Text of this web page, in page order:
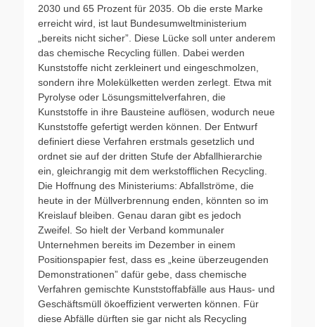
2030 und 65 Prozent für 2035. Ob die erste Marke
erreicht wird, ist laut Bundesumweltministerium
„bereits nicht sicher”. Diese Lücke soll unter anderem
das chemische Recycling füllen. Dabei werden
Kunststoffe nicht zerkleinert und eingeschmolzen,
sondern ihre Molekülketten werden zerlegt. Etwa mit
Pyrolyse oder Lösungsmittelverfahren, die
Kunststoffe in ihre Bausteine auflösen, wodurch neue
Kunststoffe gefertigt werden können. Der Entwurf
definiert diese Verfahren erstmals gesetzlich und
ordnet sie auf der dritten Stufe der Abfallhierarchie
ein, gleichrangig mit dem werkstofflichen Recycling.
Die Hoffnung des Ministeriums: Abfallströme, die
heute in der Müllverbrennung enden, könnten so im
Kreislauf bleiben. Genau daran gibt es jedoch
Zweifel. So hielt der Verband kommunaler
Unternehmen bereits im Dezember in einem
Positionspapier fest, dass es „keine überzeugenden
Demonstrationen” dafür gebe, dass chemische
Verfahren gemischte Kunststoffabfälle aus Haus- und
Geschäftsmüll ökoeffizient verwerten können. Für
diese Abfälle dürften sie gar nicht als Recycling